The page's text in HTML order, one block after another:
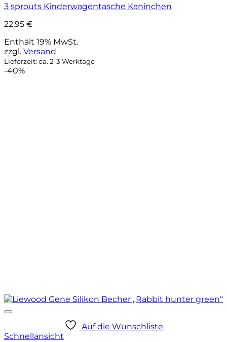
3 sprouts Kinderwagentasche Kaninchen
22,95 €
Enthält 19% MwSt.
zzgl. Versand
Lieferzeit: ca. 2-3 Werktage
-40%
Auf die Wunschliste
Schnellansicht